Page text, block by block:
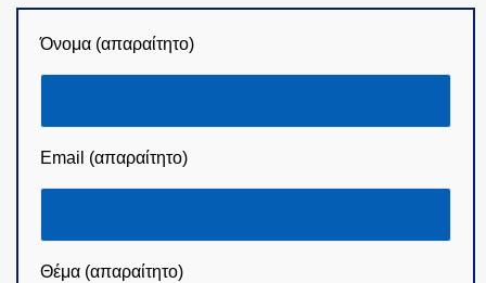
Όνομα (απαραίτητο)
Email (απαραίτητο)
Θέμα (απαραίτητο)